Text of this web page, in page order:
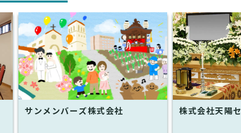
サンメンバーズ株式会社 株式会社天陽